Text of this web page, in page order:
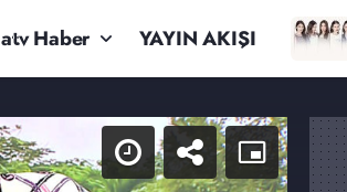
atv Haber YAYIN AKIŞI